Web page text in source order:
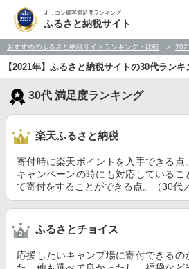
オリコン顧客満足度ランキング
ふるさと納税サイト
おすすめのふるさと納税サイトランキング・比較
【2021年】ふるさと納税サイトの30代ラン
30代 満足度ランキング
楽天ふるさと納税
寄付時に楽天ポイントを入手できる点
キャンペーンの時にも対応しているこ
て寄付をすることができる点。（30代
ふるさとチョイス
応援したいキャンプ場に寄付できるの